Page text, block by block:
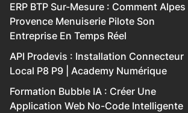
ERP BTP Sur-Mesure : Comment Alpes
Provence Menuiserie Pilote Son
Entreprise En Temps Réel
API Prodevis : Installation Connecteur
Local P8 P9 | Academy Numérique
Formation Bubble IA : Créer Une
Application Web No-Code Intelligente